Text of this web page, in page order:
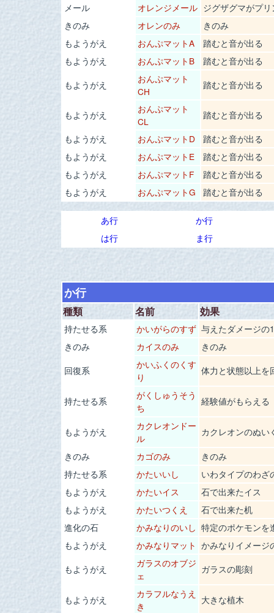
メール
オレンジメール ジグザグマがプ
きのみ
オレンのみ
きのみ
もようがえ
おんぷマットA
踏むと音が出る
もようがえ
おんぷマットB
踏むと音が出る
もようがえ
おんぷマット
CH
踏むと音が出る
もようがえ
おんぷマット
CL
踏むと音が出る
もようがえ
おんぷマットD
踏むと音が出る
もようがえ
おんぷマットE
踏むと音が出る
もようがえ
おんぷマットF
踏むと音が出る
もようがえ
おんぷマットG 踏むと音が出る
あ行
か行
は行
ま行
か行
種類 名前 効果
持たせる系 かいがらのすず 与えたダメージの
きのみ
カイスのみ
きのみ
回復系
かいふくのくす
り
体力と状態以上を
持たせる系
がくしゅうそう
ち
経験値がもらえる
もようがえ
カクレオンドー
ル
カクレオンのぬい
きのみ
カゴのみ
きのみ
持たせる系
かたいいし
いわタイプのわざ
もようがえ
かたいイス
石で出来たイス
もようがえ
かたいつくえ
石で出来た机
進化の石
かみなりのいし 特定のポケモンを
もようがえ
かみなりマット かみなりイメージ
もようがえ
ガラスのオブジ
ェ
ガラスの彫刻
もようがえ
カラフルなうえ
き
大きな植木